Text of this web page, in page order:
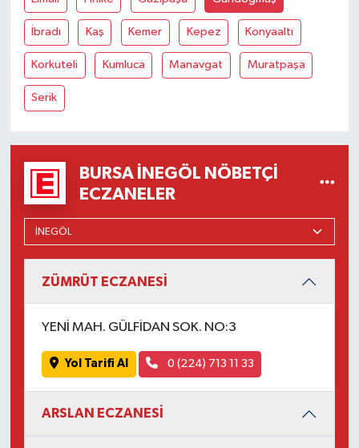
İbradı Kaş Kemer Kepez Konyaaltı
Korkuteli Kumluca Manavgat Muratpaşa
Serik
BURSA İNEGÖL NÖBETÇI
ECZANELER
ZÜMRÜT ECZANESİ
YENİ MAH. GÜLFİDAN SOK. NO:3
Yol Tarifi Al 0 (224) 713 11 33
ARSLAN ECZANESİ